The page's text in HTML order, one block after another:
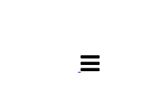
navigasjon